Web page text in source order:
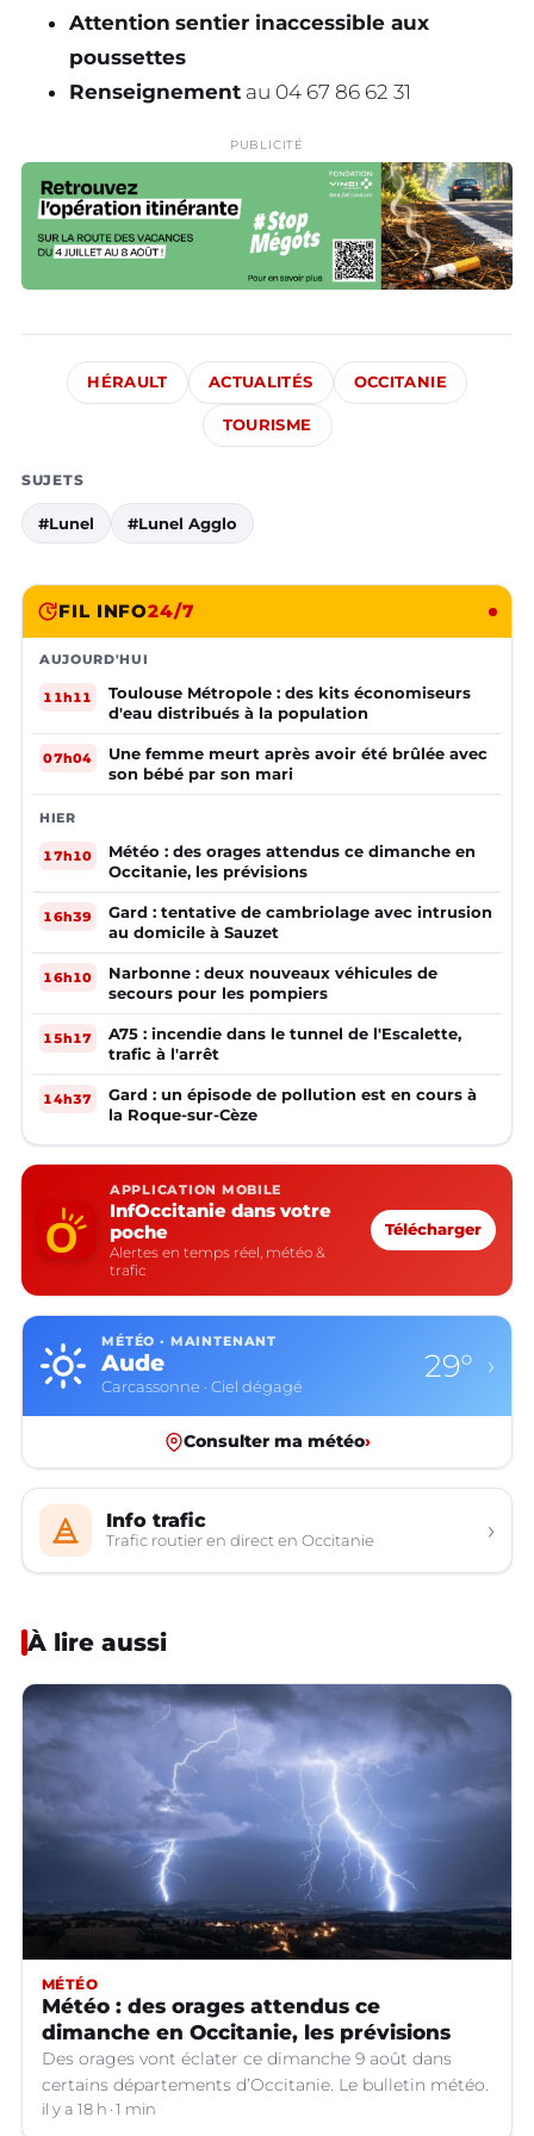
Attention sentier inaccessible aux
poussettes
Renseignement au 04 67 86 62 31
PUBLICITÉ
HÉRAULT ACTUALITÉS OCCITANIE
TOURISME
SUJETS
#Lunel #Lunel Agglo
FIL INFO24/7
AUJOURD'HUI
11h11
Toulouse Métropole : des kits économiseurs
d'eau distribués à la population
07h04
Une femme meurt après avoir été brûlée avec
son bébé par son mari
HIER
17h10
Météo : des orages attendus ce dimanche en
Occitanie, les prévisions
16h39
Gard : tentative de cambriolage avec intrusion
au domicile à Sauzet
16h10
Narbonne : deux nouveaux véhicules de
secours pour les pompiers
15h17
A75 : incendie dans le tunnel de l'Escalette,
trafic à l'arrêt
14h37
Gard : un épisode de pollution est en cours à
la Roque-sur-Cèze
APPLICATION MOBILE
InfOccitanie dans votre
poche
Alertes en temps réel, météo &
trafic
Télécharger
MÉTÉO · MAINTENANT
Aude
Carcassonne · Ciel dégagé
29° ›
Consulter ma météo›
Info trafic
Trafic routier en direct en Occitanie ›
À lire aussi
MÉTÉO
Météo : des orages attendus ce
dimanche en Occitanie, les prévisions
Des orages vont éclater ce dimanche 9 août dans
certains départements d’Occitanie. Le bulletin météo.
il y a 18 h 1 min